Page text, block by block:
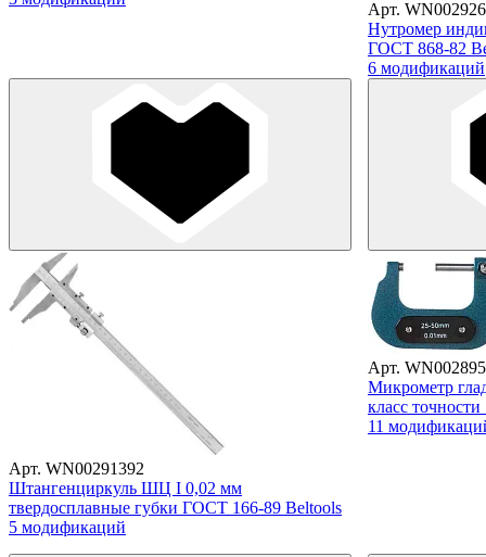
Арт.
Нутромер
ГОСТ 868-82
6 модификаций
Арт. WN00291392
Штангенциркуль ШЦ I 0,02 мм
твердосплавные губки ГОСТ 166-89 Beltools
5 модификаций
Арт.
Микрометр
класс
11